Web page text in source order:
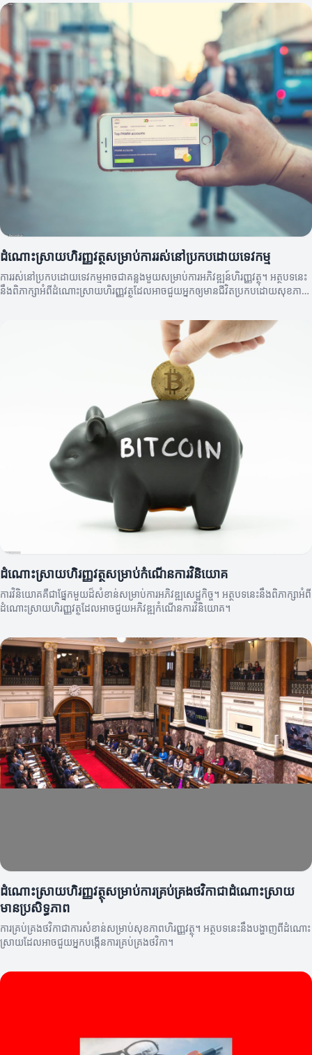
ដំណោះស្រាយហិរញ្ញវត្ថុសម្រាប់ការរស់នៅប្រកបដោយទេវកម្ម
ការរស់នៅប្រកបដោយទេវកម្មអាចជាគន្លងមួយសម្រាប់ការអភិវឌ្ឍន៍ហិរញ្ញវត្ថុ។ អត្ថបទនេះ
នឹងពិភាក្សាអំពីដំណោះស្រាយហិរញ្ញវត្ថុដែលអាចជួយអ្នកឲ្យមានជីវិតប្រកបដោយសុខភាព
ដំណោះស្រាយហិរញ្ញវត្ថុសម្រាប់កំណើនការវិនិយោគ
ការវិនិយោគគឺជាផ្នែកមួយដ៏សំខាន់សម្រាប់ការអភិវឌ្ឍសេដ្ឋកិច្ច។ អត្ថបទនេះនឹងពិភាក្សាអំពី
ដំណោះស្រាយហិរញ្ញវត្ថុដែលអាចជួយអភិវឌ្ឍកំណើនការវិនិយោគ។
ដំណោះស្រាយហិរញ្ញវត្ថុសម្រាប់ការគ្រប់គ្រងថវិកាជាដំណោះស្រាយ
មានប្រសិទ្ធភាព
ការគ្រប់គ្រងថវិកាជាការសំខាន់សម្រាប់សុខភាពហិរញ្ញវត្ថុ។ អត្ថបទនេះនឹងបង្ហាញពីដំណោះ
ស្រាយដែលអាចជួយអ្នកបង្កើនការគ្រប់គ្រងថវិកា។